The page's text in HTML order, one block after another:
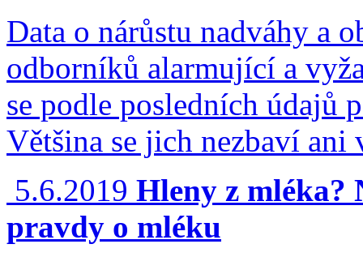
Data o nárůstu nadváhy a
odborníků alarmující a
se podle posledních údajů
Většina se jich nezbaví ani
5.6.2019 Hleny z mléka?
pravdy o mléku